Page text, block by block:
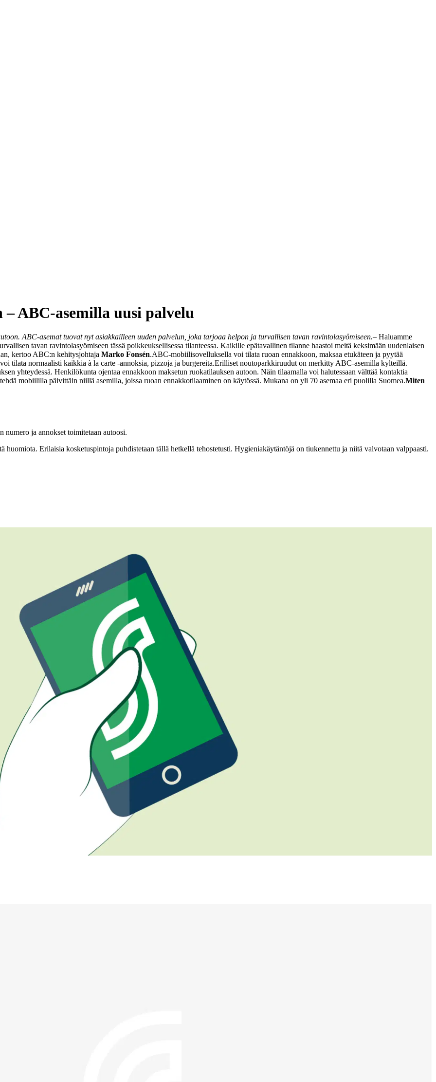
ABC-asemilla uusi palvelu
ABC-asemat tuovat nyt asiakkailleen uuden palvelun, joka tarjoaa helpon ja turvallisen tavan ravintolasyömiseen.– Haluamme
tavan ravintolasyömiseen tässä poikkeuksellisessa tilanteessa. Kaikille epätavallinen tilanne haastoi meitä keksimään uudenlaisen
kertoo ABC:n kehitysjohtaja Marko Fonsén.ABC-mobiilisovelluksella voi tilata ruoan ennakkoon, maksaa etukäteen ja pyytää
tilata normaalisti kaikkia à la carte -annoksia, pizzoja ja burgereita.Erilliset noutoparkkiruudut on merkitty ABC-asemilla kylteillä.
yhteydessä. Henkilökunta ojentaa ennakkoon maksetun ruokatilauksen autoon. Näin tilaamalla voi halutessaan välttää kontaktia
mobiililla päivittäin niillä asemilla, joissa ruoan ennakkotilaaminen on käytössä. Mukana on yli 70 asemaa eri puolilla Suomea.Miten
numero ja annokset toimitetaan autoosi.
Erilaisia kosketuspintoja puhdistetaan tällä hetkellä tehostetusti. Hygieniakäytäntöjä on tiukennettu ja niitä valvotaan valppaasti.